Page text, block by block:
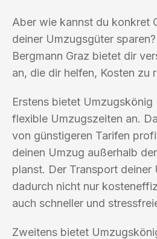
Aber wie kannst du konkret
deiner Umzugsgüter
Bergmann Graz bietet dir
an, die dir helfen, Kosten zu
Erstens bietet Umzugskönig
flexible Umzugszeiten an.
von günstigeren Tarifen
deinen Umzug außerhalb
planst. Der Transport deiner
dadurch nicht nur
auch schneller und
Zweitens bietet